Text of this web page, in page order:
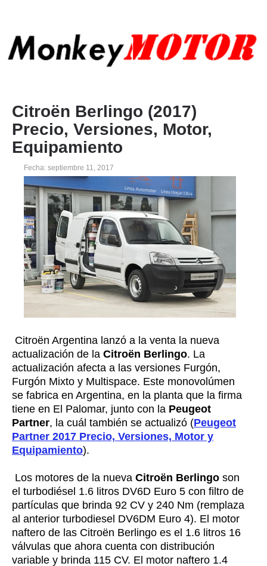
Citroën Berlingo (2017)
Precio, Versiones, Motor,
Equipamiento
Fecha: septiembre 11, 2017
Citroën Argentina lanzó a la venta la nueva
actualización de la Citroën Berlingo. La
actualización afecta a las versiones Furgón,
Furgón Mixto y Multispace. Este monovolúmen
se fabrica en Argentina, en la planta que la firma
tiene en El Palomar, junto con la Peugeot
Partner, la cuál también se actualizó (Peugeot
Partner 2017 Precio, Versiones, Motor y
Equipamiento).
Los motores de la nueva Citroën Berlingo son
el turbodiésel 1.6 litros DV6D Euro 5 con filtro de
partículas que brinda 92 CV y 240 Nm (remplaza
al anterior turbodiesel DV6DM Euro 4). El motor
naftero de las Citroën Berlingo es el 1.6 litros 16
válvulas que ahora cuenta con distribución
variable y brinda 115 CV. El motor naftero 1.4